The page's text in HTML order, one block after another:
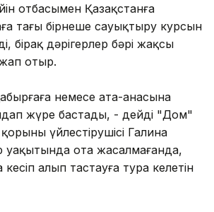
отбасымен Қазақстанға
тағы бірнеше сауықтыру курсын
бірақ дәрігерлер бәрі жақсы
отыр.
немесе ата-анасына
жүре бастады, - дейді "Дом"
үйлестірушісі Галина
уақытында ота жасалмағанда,
кесіп алып тастауға тура келетін